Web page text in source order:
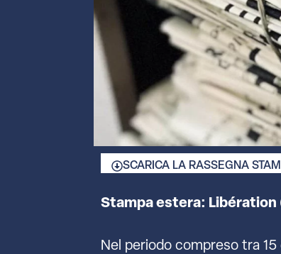
SCARICA LA RASSEGNA
Stampa estera: Libération
Nel periodo compreso tra